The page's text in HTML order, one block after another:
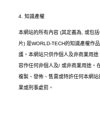
4. 知識產權
本網站的所有內容 (其定義為 或包
片) 是WORLD-TECH的知識產權作品
護。本網站只供作個人及非商業用途
容作任何非個人及/ 或非商業用途。
複製、發佈、售賣或特許任何本網
果或刑事處罰。